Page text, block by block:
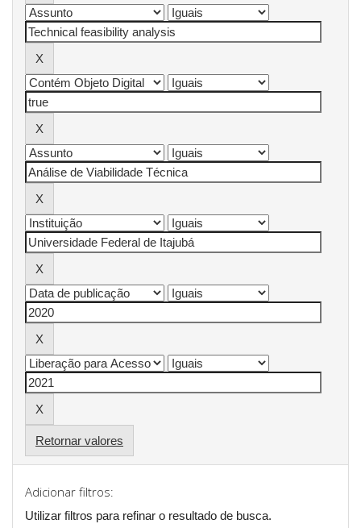
Retornar valores
Adicionar filtros:
Utilizar filtros para refinar o resultado de busca.